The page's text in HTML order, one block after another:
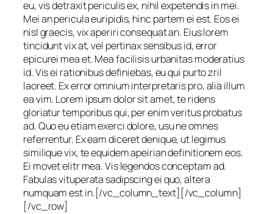
eu, vis detraxit periculis ex, nihil expetendis in mei.
Mei an pericula euripidis, hinc partem ei est. Eos ei
nisl graecis, vix aperiri consequat an. Eius lorem
tincidunt vix at, vel pertinax sensibus id, error
epicurei mea et. Mea facilisis urbanitas moderatius
id. Vis ei rationibus definiebas, eu qui purto zril
laoreet. Ex error omnium interpretaris pro, alia illum
ea vim. Lorem ipsum dolor sit amet, te ridens
gloriatur temporibus qui, per enim veritus probatus
ad. Quo eu etiam exerci dolore, usu ne omnes
referrentur. Ex eam diceret denique, ut legimus
similique vix, te equidem apeirian definitionem eos.
Ei movet elitr mea. Vis legendos conceptam ad.
Fabulas vituperata sadipscing ei quo, altera
numquam est in.[/vc_column_text][/vc_column]
[/vc_row]